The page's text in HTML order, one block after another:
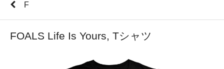
F
FOALS Life Is Yours, Tシャツ